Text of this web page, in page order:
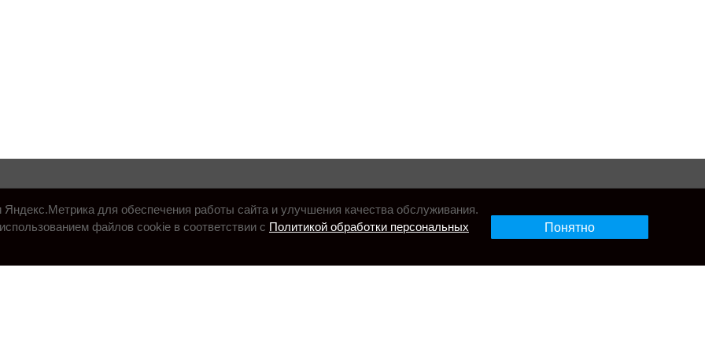
для обеспечения работы сайта и улучшения качества обслуживания.
файлов cookie в соответствии с Политикой обработки персональных
Понятно